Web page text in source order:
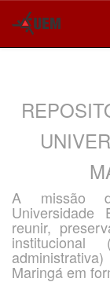
A missão
reunir,
Maringá em